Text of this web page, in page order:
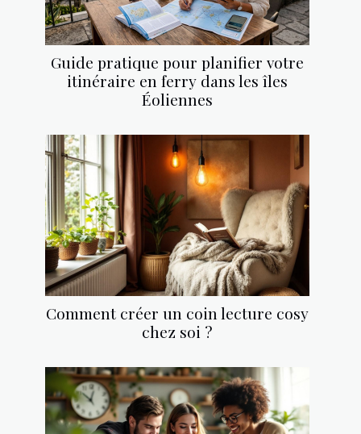
Guide pratique pour planifier votre
itinéraire en ferry dans les îles
Éoliennes
Comment créer un coin lecture cosy
chez soi ?